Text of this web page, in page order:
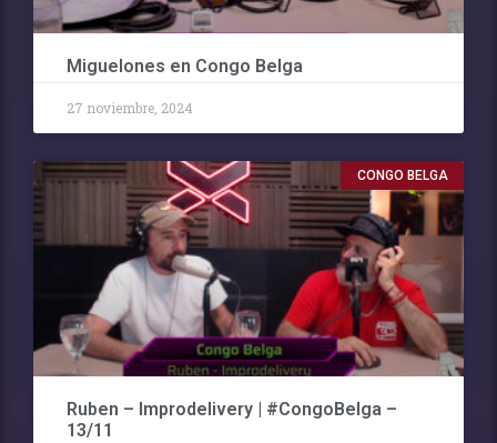
Miguelones en Congo Belga
27 noviembre, 2024
CONGO BELGA
Ruben – Improdelivery | #CongoBelga –
13/11